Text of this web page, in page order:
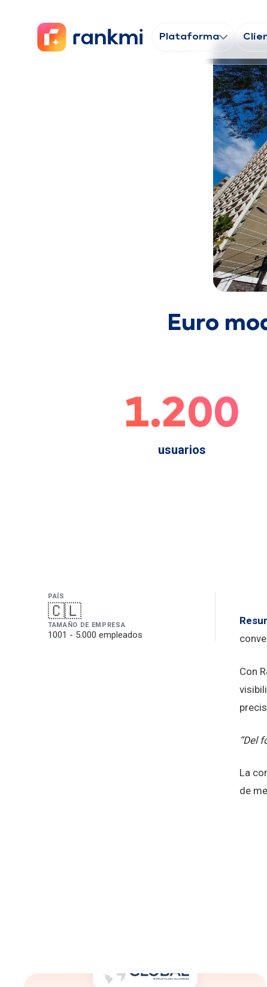
Plataforma
Euro
1.200
usuarios
PAÍS
🇨🇱
TAMAÑO DE EMPRESA
1001 - 5.000 empleados
Con
“Del
La
de